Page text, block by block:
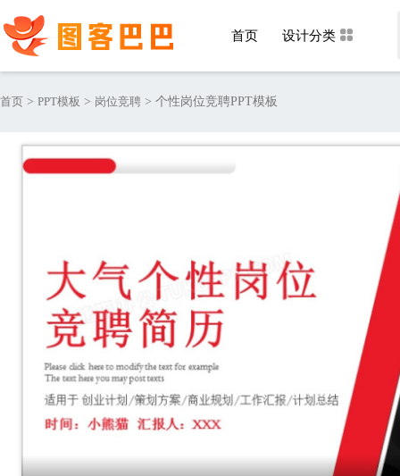
首页 设计分类
首页 > PPT模板 > 岗位竞聘 > 个性岗位竞聘PPT模板